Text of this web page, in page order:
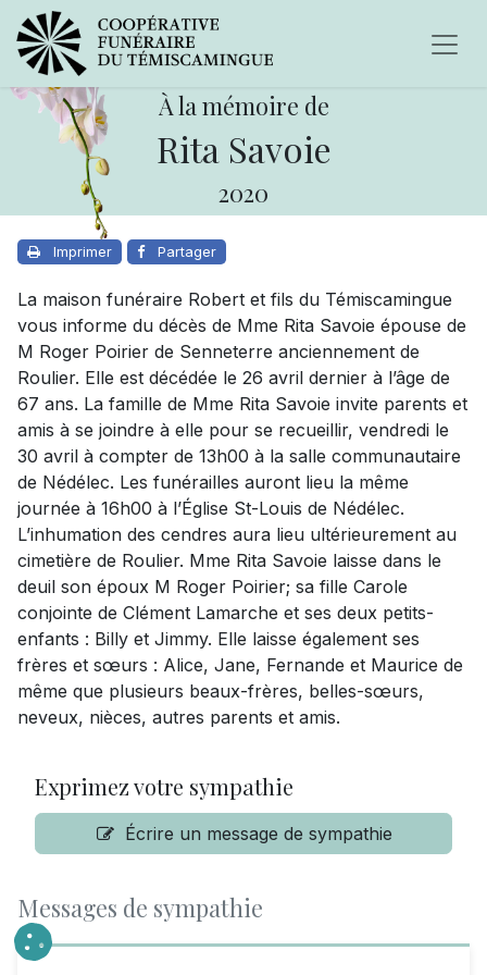
À la mémoire de
Rita Savoie
2020
Imprimer Partager
La maison funéraire Robert et fils du Témiscamingue
vous informe du décès de Mme Rita Savoie épouse de
M Roger Poirier de Senneterre anciennement de
Roulier. Elle est décédée le 26 avril dernier à l’âge de
67 ans. La famille de Mme Rita Savoie invite parents et
amis à se joindre à elle pour se recueillir, vendredi le
30 avril à compter de 13h00 à la salle communautaire
de Nédélec. Les funérailles auront lieu la même
journée à 16h00 à l’Église St-Louis de Nédélec.
L’inhumation des cendres aura lieu ultérieurement au
cimetière de Roulier. Mme Rita Savoie laisse dans le
deuil son époux M Roger Poirier; sa fille Carole
conjointe de Clément Lamarche et ses deux petits-
enfants : Billy et Jimmy. Elle laisse également ses
frères et sœurs : Alice, Jane, Fernande et Maurice de
même que plusieurs beaux-frères, belles-sœurs,
neveux, nièces, autres parents et amis.
Exprimez votre sympathie
Écrire un message de sympathie
Messages de sympathie